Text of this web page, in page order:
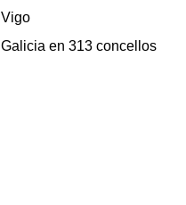
Vigo
Galicia en 313 concellos